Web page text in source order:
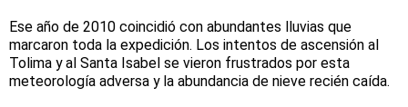
Ese año de 2010 coincidió con abundantes lluvias que
marcaron toda la expedición. Los intentos de ascensión al
Tolima y al Santa Isabel se vieron frustrados por esta
meteorología adversa y la abundancia de nieve recién caída.